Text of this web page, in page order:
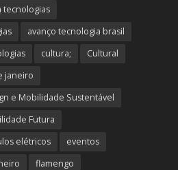
tecnologias
avanço tecnologia brasil
cultura;
Cultural
janeiro
e Mobilidade Sustentável
Futura
elétricos
eventos
flamengo